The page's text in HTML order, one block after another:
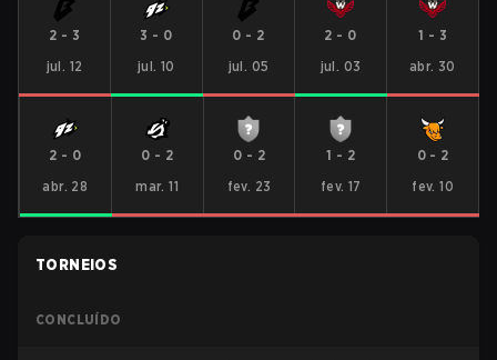
2 - 3
jul. 12
3 - 0
jul. 10
0 - 2
jul. 05
2 - 0
jul. 03
1 - 3
abr. 30
2 - 0
abr. 28
0 - 2
mar. 11
0 - 2
fev. 23
1 - 2
fev. 17
0- 2
fev. 10
TORNEIOS
CONCLUÍDO